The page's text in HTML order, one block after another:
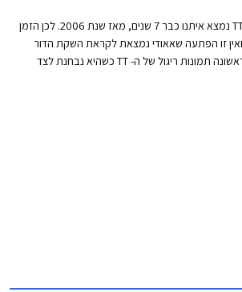
גלגולה הנוכחי של אאודי TT נמצא איתנו כבר 7 שנים, מאז שנת 2006. לכן הזמן
זו הפתעה שאאודי נמצאת לקראת השקת הדור
השלישי. כעת נחשפות לראשונה תמונות ריגול של ה- TT כשהיא נבחנת לצד